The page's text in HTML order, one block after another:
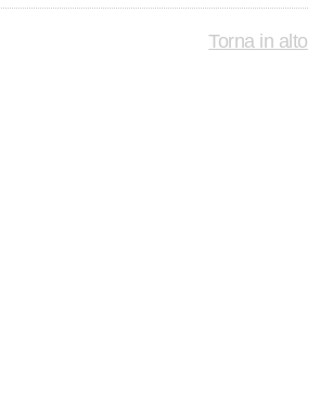
Torna in alto